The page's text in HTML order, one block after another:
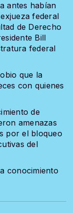
antes habían
federal
de Derecho
Bill
federal
que la
con quienes
de
amenazas
por el bloqueo
del
conocimiento